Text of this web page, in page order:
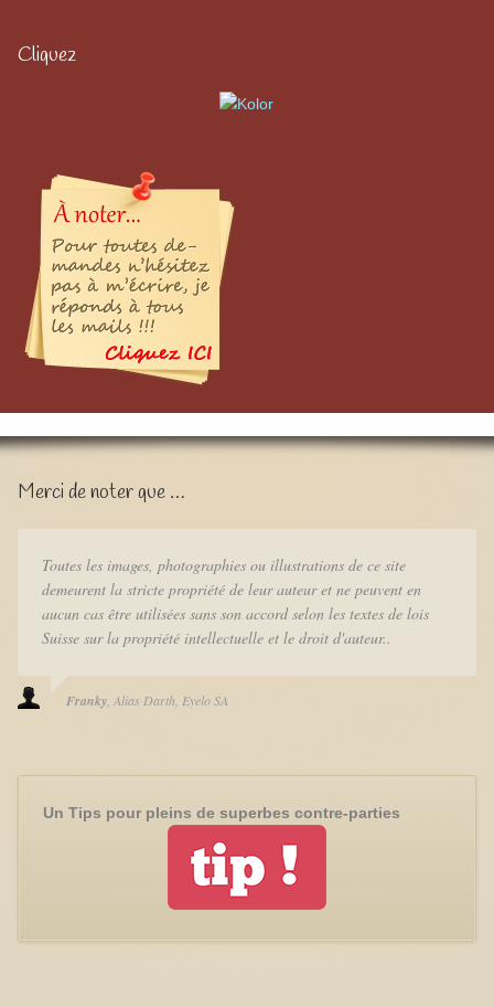
Cliquez
Merci de noter que …
Toutes les images, photographies ou illustrations de ce site
demeurent la stricte propriété de leur auteur et ne peuvent en
aucun cas être utilisées sans son accord selon les textes de lois
Suisse sur la propriété intellectuelle et le droit d'auteur..
Franky Alias Darth Eyelo SA
Un Tips pour pleins de superbes contre-parties